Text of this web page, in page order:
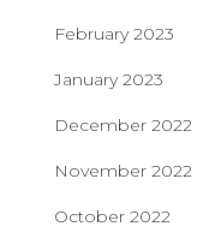
February 2023
January 2023
December 2022
November 2022
October 2022